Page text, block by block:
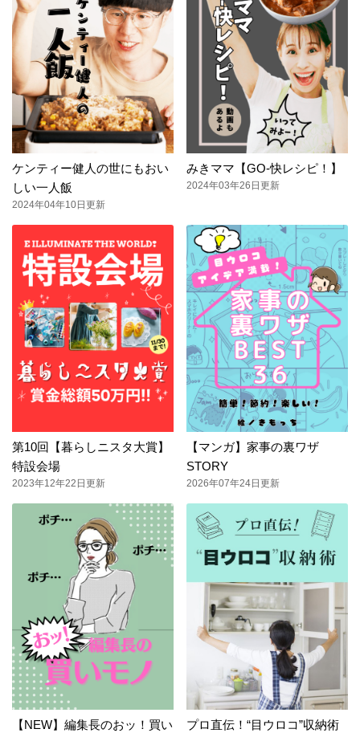
ケンティー健人の世にもおい
しい一人飯
2024年04年10日更新
みきママ【GO-快レシピ！】
2024年03年26日更新
第10回【暮らしニスタ大賞】
特設会場
2023年12年22日更新
【マンガ】家事の裏ワザ
STORY
2026年07年24日更新
【NEW】編集長のおッ！買い
プロ直伝！“目ウロコ”収納術